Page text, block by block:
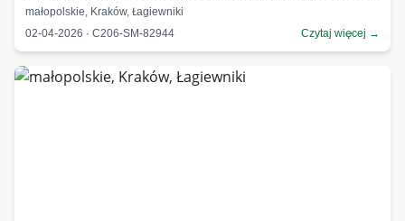
małopolskie, Kraków, Łagiewniki
02-04-2026 · C206-SM-82944
Czytaj więcej →